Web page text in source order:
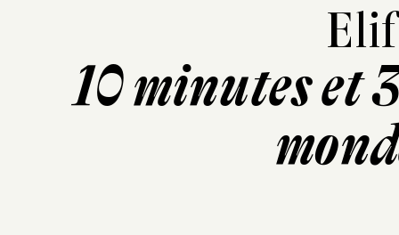
10 minutes et